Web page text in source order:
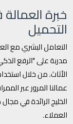
خبرة
التحميل
التعامل البشري مع
مدربة على "الرفع
الأثاث. من خلال
عمالنا المرور عبر
الخليج الرائدة في
العملاء.